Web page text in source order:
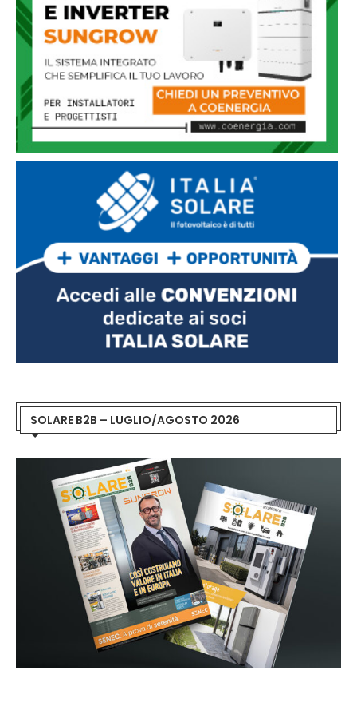
SOLARE B2B – LUGLIO/AGOSTO 2026